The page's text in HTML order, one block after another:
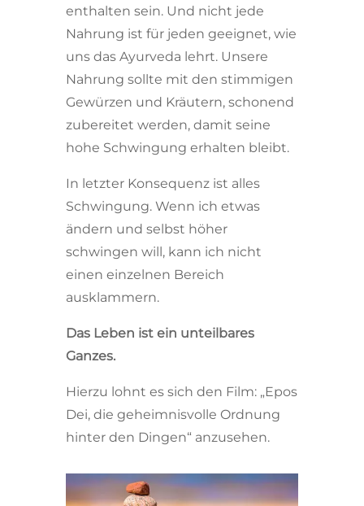
enthalten sein. Und nicht jede
Nahrung ist für jeden geeignet, wie
uns das Ayurveda lehrt. Unsere
Nahrung sollte mit den stimmigen
Gewürzen und Kräutern, schonend
zubereitet werden, damit seine
hohe Schwingung erhalten bleibt.
In letzter Konsequenz ist alles
Schwingung. Wenn ich etwas
ändern und selbst höher
schwingen will, kann ich nicht
einen einzelnen Bereich
ausklammern.
Das Leben ist ein unteilbares
Ganzes.
Hierzu lohnt es sich den Film: „Epos
Dei, die geheimnisvolle Ordnung
hinter den Dingen“ anzusehen.